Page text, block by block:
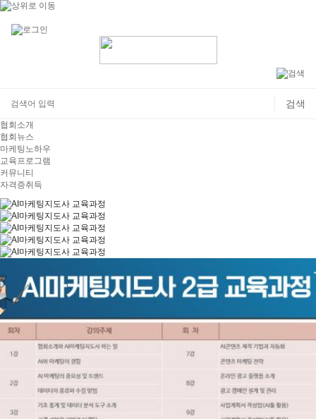
협회소개
협회뉴스
마케팅노하우
교육프로그램
커뮤니티
자격증취득